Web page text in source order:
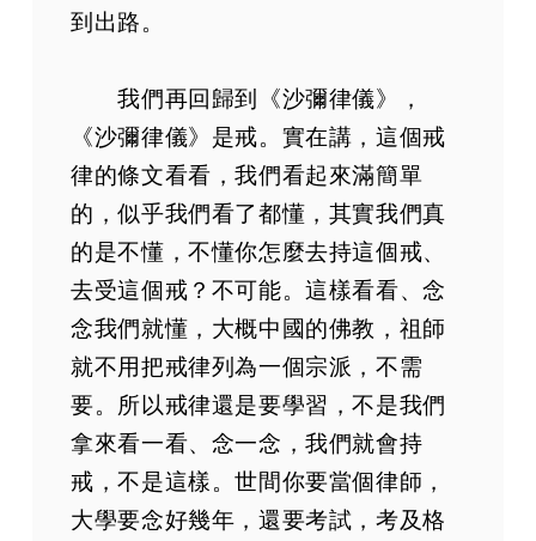
到出路。
我們再回歸到《沙彌律儀》，
《沙彌律儀》是戒。實在講，這個戒
律的條文看看，我們看起來滿簡單
的，似乎我們看了都懂，其實我們真
的是不懂，不懂你怎麼去持這個戒、
去受這個戒？不可能。這樣看看、念
念我們就懂，大概中國的佛教，祖師
就不用把戒律列為一個宗派，不需
要。所以戒律還是要學習，不是我們
拿來看一看、念一念，我們就會持
戒，不是這樣。世間你要當個律師，
大學要念好幾年，還要考試，考及格